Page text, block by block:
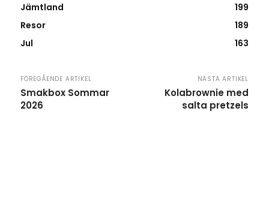
Jämtland
199
Resor
189
Jul
163
FÖREGÅENDE ARTIKEL
Smakbox Sommar
2026
NÄSTA ARTIKEL
Kolabrownie med
salta pretzels